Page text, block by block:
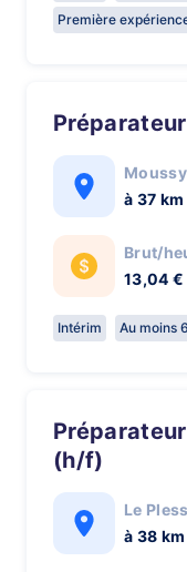
Première
à 37 km
Brut/
13,04 €
Intérim Au moins
Préparateur de commandes C1
(h/f)
Le
à 38 km